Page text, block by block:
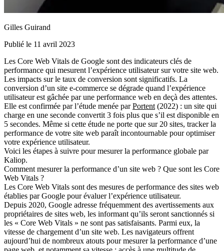
Gilles Guirand
Publié le 11 avril 2023
Les Core Web Vitals de Google sont des indicateurs clés de
performance qui mesurent l’expérience utilisateur sur votre site web.
Les impacts sur le taux de conversion sont significatifs. La
conversion d’un site e-commerce se dégrade quand l’expérience
utilisateur est gâchée par une performance web en deçà des attentes.
Elle est confirmée par l’étude menée parPortent(2022) : un site qui
charge en une seconde convertit 3 fois plus que s’il est disponible en
5 secondes. Même si cette étude ne porte que sur 20 sites, tracker la
performance de votre site web paraît incontournable pour optimiser
votre expérience utilisateur.
Voici les étapes à suivre pour mesurer la performance globale par
Kaliop.
Comment mesurer la performance d’un site web ? Que sont les Core
Web Vitals ?
Les Core Web Vitals sont des mesures de performance des sites web
établies par Google pour évaluer l’expérience utilisateur.
Depuis 2020, Google adresse fréquemment des avertissements aux
propriétaires de sites web, les informant qu’ils seront sanctionnés si
les « Core Web Vitals » ne sont pas satisfaisants. Parmi eux, la
vitesse de chargement d’un site web. Les navigateurs offrent
aujourd’hui de nombreux atouts pour mesurer la performance d’une